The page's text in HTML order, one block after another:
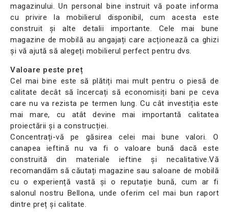
magazinului. Un personal bine instruit vă poate informa
cu privire la mobilierul disponibil, cum acesta este
construit și alte detalii importante. Cele mai bune
magazine de mobilă au angajați care acționează ca ghizi
și vă ajută să alegeți mobilierul perfect pentru dvs.
Valoare peste preț
Cel mai bine este să plătiți mai mult pentru o piesă de
calitate decât să încercați să economisiți bani pe ceva
care nu va rezista pe termen lung. Cu cât investiția este
mai mare, cu atât devine mai importantă calitatea
proiectării și a construcției.
Concentrați-vă pe găsirea celei mai bune valori. O
canapea ieftină nu va fi o valoare bună dacă este
construită din materiale ieftine și necalitative.Vă
recomandăm să căutați magazine sau saloane de mobilă
cu o experiență vastă și o reputație bună, cum ar fi
salonul nostru Bellona, unde oferim cel mai bun raport
dintre preț și calitate.